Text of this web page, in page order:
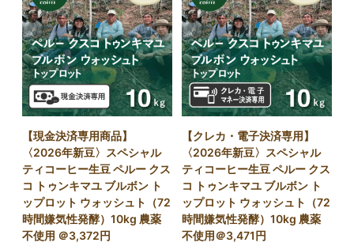
【現金決済専用商品】
〈2026年新豆〉スペシャル
ティコーヒー生豆 ペルー クス
コ トゥンキマユ ブルボン ト
ップロット ウォッシュト（72
時間嫌気性発酵）10kg 農薬
不使用 ＠3,372円
【クレカ・電子決済専用】
〈2026年新豆〉スペシャル
ティコーヒー生豆 ペルー クス
コ トゥンキマユ ブルボン ト
ップロット ウォッシュト（72
時間嫌気性発酵）10kg 農薬
不使用＠3,471円